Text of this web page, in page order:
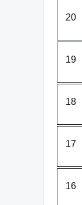
20
19
18
17
16